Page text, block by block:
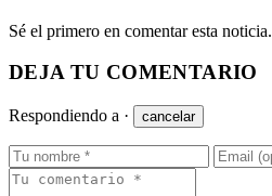
Sé el primero en comentar esta noticia.
DEJA TU COMENTARIO
Respondiendo a · cancelar